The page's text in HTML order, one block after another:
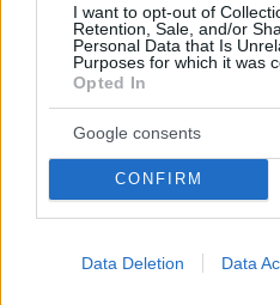
I want to opt-out of
Retention, Sale, and/or
Personal Data that Is
Purposes for which it was
Opted In
Google consents
CONFIRM
Data Deletion Data
Προηγούμενη
Σύμβουλος
Τα σχόλια έχουν